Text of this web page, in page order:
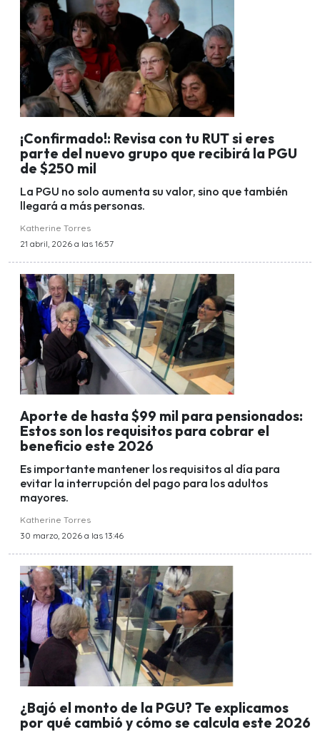
¡Confirmado!: Revisa con tu RUT si eres
parte del nuevo grupo que recibirá la PGU
de $250 mil
La PGU no solo aumenta su valor, sino que también
llegará a más personas.
Katherine Torres
21 abril, 2026 a las 16:57
Aporte de hasta $99 mil para pensionados:
Estos son los requisitos para cobrar el
beneficio este 2026
Es importante mantener los requisitos al día para
evitar la interrupción del pago para los adultos
mayores.
Katherine Torres
30 marzo, 2026 a las 13:46
¿Bajó el monto de la PGU? Te explicamos
por qué cambió y cómo se calcula este 2026